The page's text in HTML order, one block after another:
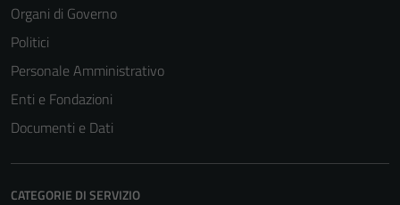
Organi di Governo
Politici
Personale Amministrativo
Enti e Fondazioni
Documenti e Dati
CATEGORIE DI SERVIZIO